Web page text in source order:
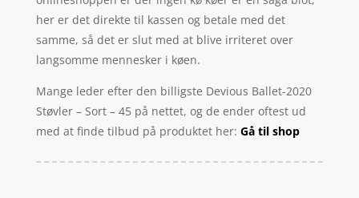
her er det direkte til kassen og betale med det
samme, så det er slut med at blive irriteret over
langsomme mennesker i køen.
Mange leder efter den billigste Devious Ballet-2020
Støvler – Sort – 45 på nettet, og de ender oftest ud
med at finde tilbud på produktet her: Gå til shop